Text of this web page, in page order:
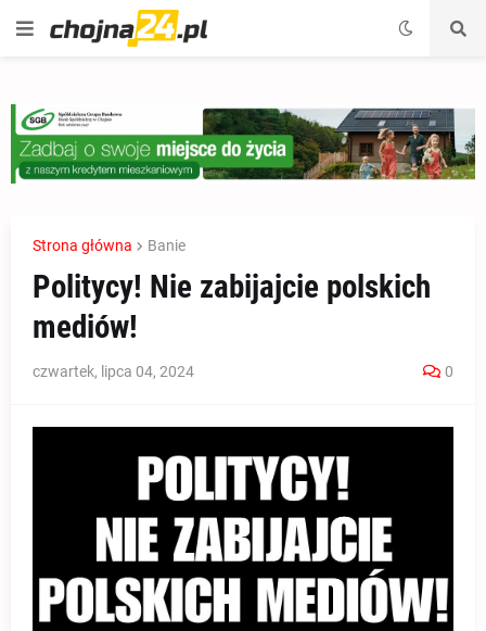
Strona główna Banie
Politycy! Nie zabijajcie polskich
mediów!
czwartek, lipca 04, 2024 0